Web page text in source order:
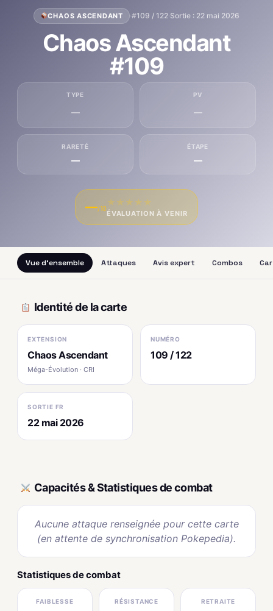
CHAOS ASCENDANT ·#109 / 122·Sortie : 22 mai 2026
Chaos Ascendant
#109
TYPE
—
PV
—
RARETÉ
—
ÉTAPE
—
—/10
★ ★ ★ ★ ★
ÉVALUATION À VENIR
Vue d'ensemble Attaques Avis expert Combos
Identité de la carte
EXTENSION
Chaos Ascendant
Méga-Évolution · CRI
NUMÉRO
109 / 122
SORTIE FR
22 mai 2026
Capacités & Statistiques de combat
Aucune attaque renseignée pour cette carte
(en attente de synchronisation Pokepedia).
Statistiques de combat
FAIBLESSE RÉSISTANCE RETRAITE